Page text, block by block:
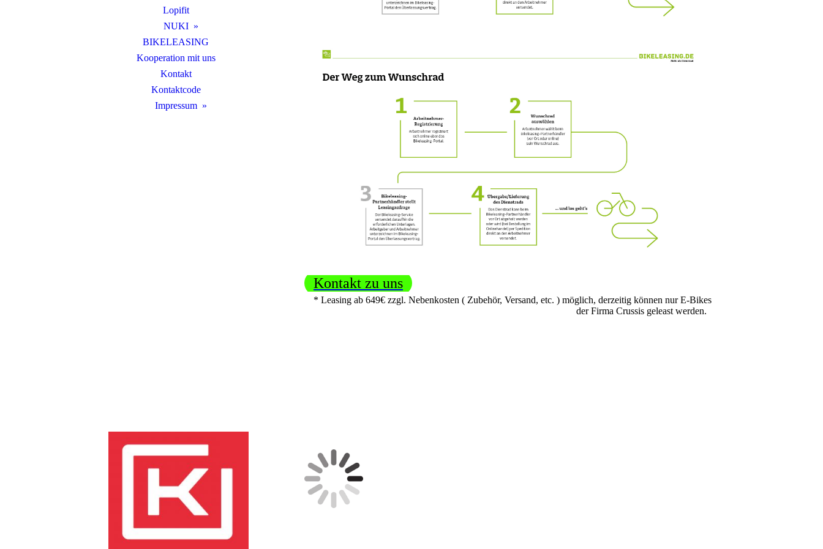
Lopifit
NUKI
BIKELEASING
Kooperation mit uns
Kontakt
Kontaktcode
Impressum
Kontakt zu uns
* Leasing ab 649€ zzgl. Nebenkosten ( Zubehör, Versand, etc. ) möglich, derzeitig können nur E-Bikes
der Firma Crussis geleast werden.